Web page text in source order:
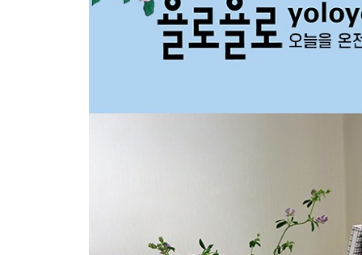
에필로그 새롭게 시작될 이야기